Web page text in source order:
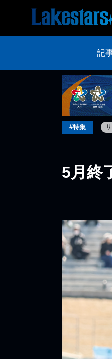
記
#特集
5月終